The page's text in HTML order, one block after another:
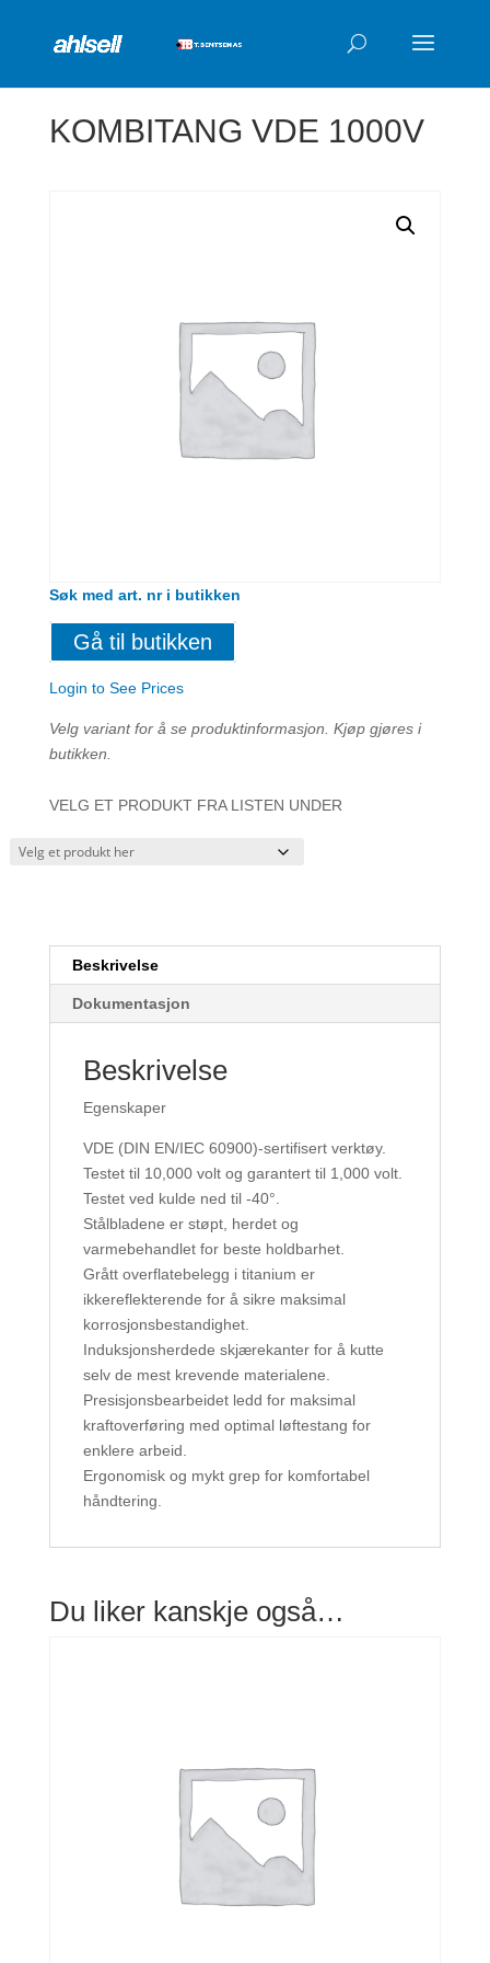
KOMBITANG VDE 1000V
Søk med art. nr i butikken
Gå til butikken
Login to See Prices
Velg variant for å se produktinformasjon. Kjøp gjøres i
butikken.
VELG ET PRODUKT FRA LISTEN UNDER
Beskrivelse
Dokumentasjon
Beskrivelse
Egenskaper
VDE (DIN EN/IEC 60900)-sertifisert verktøy.
Testet til 10,000 volt og garantert til 1,000 volt.
Testet ved kulde ned til -40°.
Stålbladene er støpt, herdet og
varmebehandlet for beste holdbarhet.
Grått overflatebelegg i titanium er
ikkereflekterende for å sikre maksimal
korrosjonsbestandighet.
Induksjonsherdede skjærekanter for å kutte
selv de mest krevende materialene.
Presisjonsbearbeidet ledd for maksimal
kraftoverføring med optimal løftestang for
enklere arbeid.
Ergonomisk og mykt grep for komfortabel
håndtering.
Du liker kanskje også…